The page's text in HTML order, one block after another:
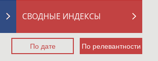
СВОДНЫЕ ИНДЕКСЫ